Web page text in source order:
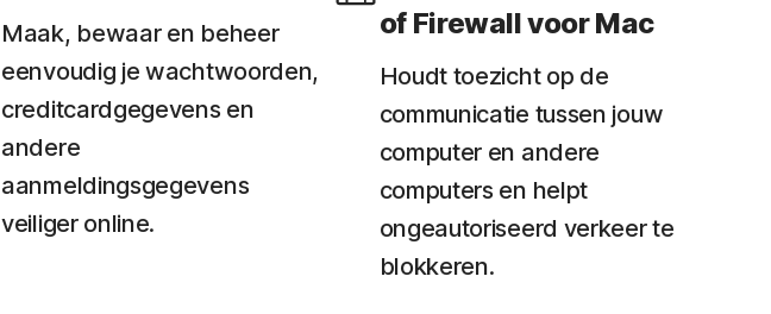
Maak, bewaar en beheer
eenvoudig je wachtwoorden,
creditcardgegevens en
andere
aanmeldingsgegevens
veiliger online.
of Firewall voor Mac
Houdt toezicht op de
communicatie tussen jouw
computer en andere
computers en helpt
ongeautoriseerd verkeer te
blokkeren.